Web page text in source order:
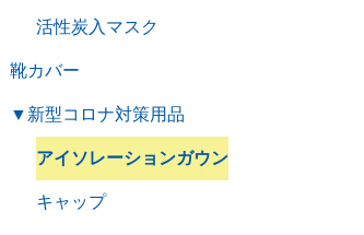
活性炭入マスク
靴カバー
▼ 新型コロナ対策用品
アイソレーションガウン
キャップ